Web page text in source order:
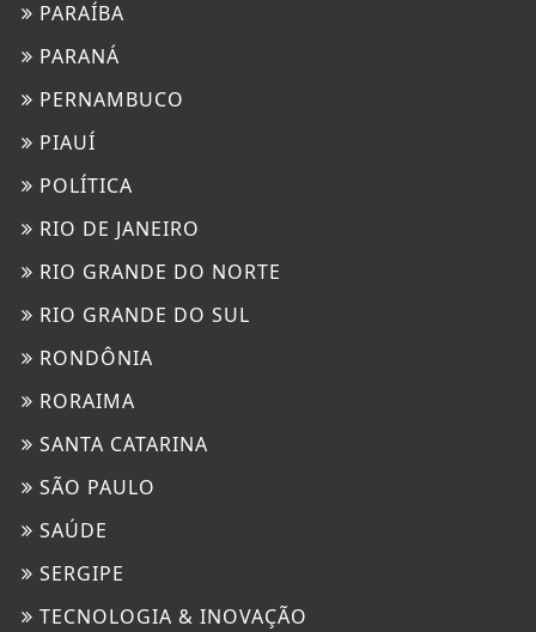
PARAÍBA
PARANÁ
PERNAMBUCO
PIAUÍ
POLÍTICA
RIO DE JANEIRO
RIO GRANDE DO NORTE
RIO GRANDE DO SUL
RONDÔNIA
RORAIMA
SANTA CATARINA
SÃO PAULO
SAÚDE
SERGIPE
TECNOLOGIA & INOVAÇÃO